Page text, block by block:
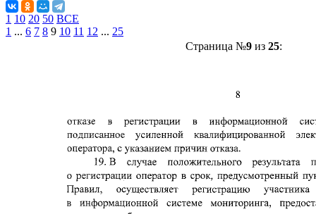
1 10 20 50 ВСЕ
1 ... 6 7 8 9 10 11 12 ... 25
Страница №9из 25: